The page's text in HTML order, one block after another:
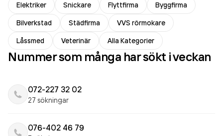
Elektriker Snickare Flyttfirma
Byggfirma
Bilverkstad
Städfirma
VVS rörmokare
Låssmed
Veterinär Alla Kategorier
Nummer som många har sökt i veckan
072-227 32 02
27 sökningar
076-402 46 79